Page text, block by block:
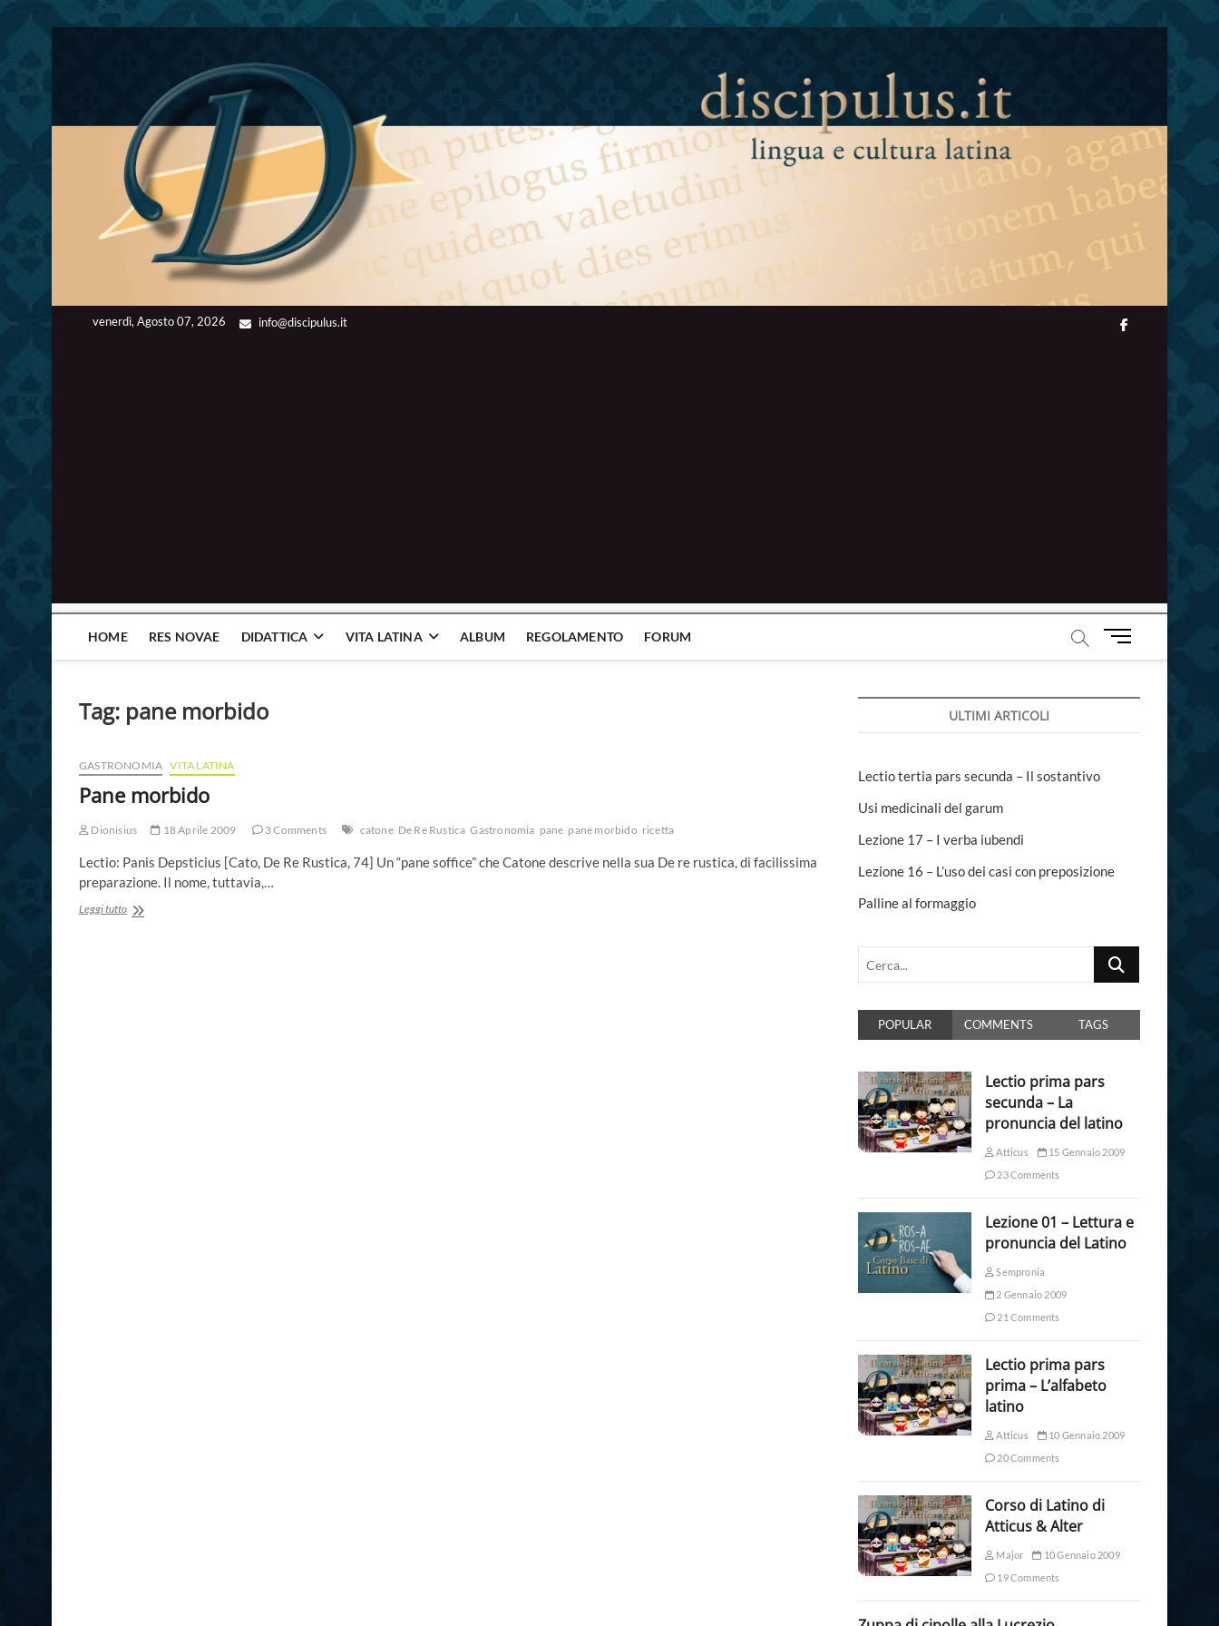
venerdì, Agosto 07, 2026 info@discipulus.it facebook
HOME RES NOVAE DIDATTICA VITA LATINA ALBUM REGOLAMENTO FORUM
M
u
u
Tag: pane morbido
GASTRONOMIA VITA LATINA
Pane morbido
Dionisius 18 Aprile 2009 3 Comments catone De Re Rustica Gastronomia pane pane morbido ricetta
Lectio: Panis Depsticius [Cato, De Re Rustica, 74] Un “pane soffice” che Catone descrive nella sua De re rustica, di facilissima
preparazione. Il nome, tuttavia,…
Leggi tuttoPane
ULTIMI ARTICOLI
Lectio tertia pars secunda – Il sostantivo
Usi medicinali del garum
Lezione 17 – I verba iubendi
Lezione 16 – L’uso dei casi con preposizione
Palline al formaggio
Cerca...
POPULAR COMMENTS TAGS
Lectio prima pars
secunda – La
pronuncia del latino
Atticus
15 Gennaio 2009
23 Comments
Lezione 01 – Lettura e
pronuncia del Latino
Sempronia
2 Gennaio 2009
21 Comments
Lectio prima pars
prima – L’alfabeto
latino
Atticus
10 Gennaio 2009
20 Comments
Corso di Latino di
Atticus & Alter
Major
10 Gennaio 2009
19 Comments